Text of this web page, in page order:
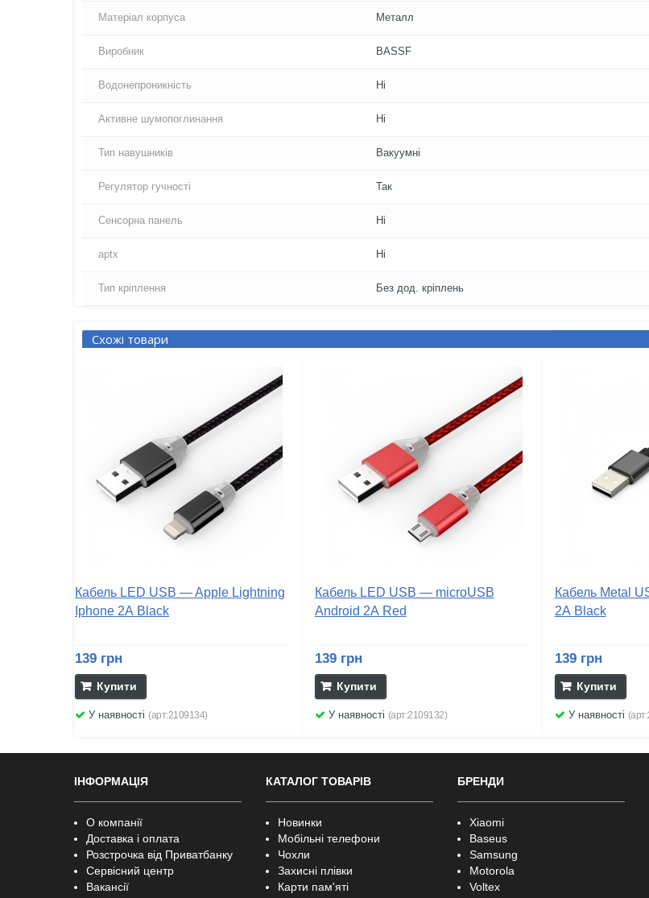
Матеріал корпуса Металл
Виробник BASSF
Водонепроникність Ні
Активне шумопоглинання Ні
Тип навушників Вакуумні
Регулятор гучності Так
Сенсорна панель Ні
aptx Ні
Тип кріплення Без дод. кріплень
Схожі товари
Кабель LED USB — Apple Lightning
Iphone 2А Black
139 грн
Купити
У наявності (арт:2109134)
Кабель LED USB — microUSB
Android 2А Red
139 грн
Купити
У наявності (арт:2109132)
Кабель Metal
2А Black
139 грн
Купити
У наявності
ІНФОРМАЦІЯ
О компанії
Доставка і оплата
Розстрочка від Приватбанку
Сервісний центр
Вакансії
КАТАЛОГ ТОВАРІВ
Новинки
Мобільні телефони
Чохли
Захисні плівки
Карти пам'яті
БРЕНДИ
Xiaomi
Baseus
Samsung
Motorola
Voltex